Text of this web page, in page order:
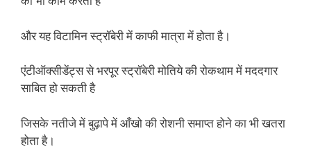
और यह विटामिन स्ट्रॉबेरी में काफी मात्रा में होता है।
एंटीऑक्सीडेंट्स से भरपूर स्ट्रॉबेरी मोतिये की रोकथाम में मददगार
साबित हो सकती है
जिसके नतीजे में बुढ़ापे में आँखो की रोशनी समाप्त होने का भी खतरा
होता है।